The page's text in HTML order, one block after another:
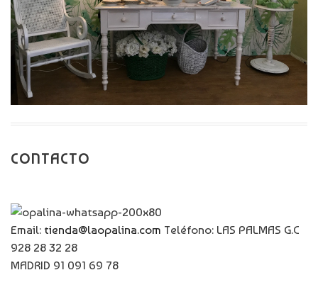
CONTACTO
Email: tienda@laopalina.com Teléfono: LAS PALMAS G.C
928 28 32 28
MADRID 91 091 69 78